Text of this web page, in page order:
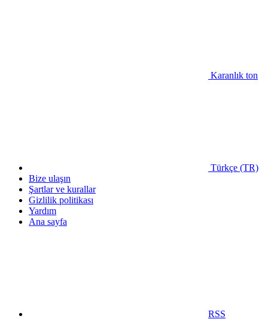
Karanlık ton
Türkçe (TR)
Bize ulaşın
Şartlar ve kurallar
Gizlilik politikası
Yardım
Ana sayfa
RSS